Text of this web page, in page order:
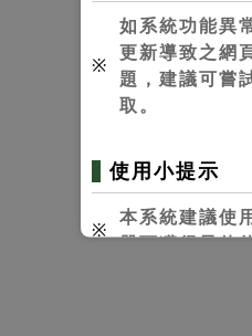
※
如系統功能異
更新導致之網
題，建議可嘗
取。
使用小提示
※
本系統建議使
器可獲得最佳